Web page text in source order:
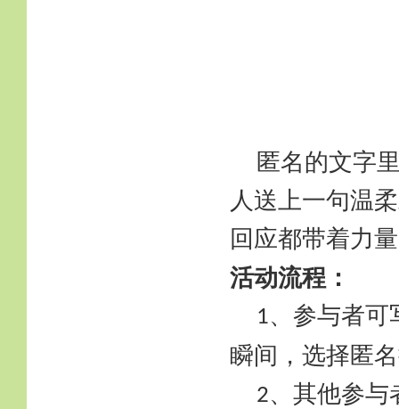
匿名的文字
人送上一句温
回应都带着力
活动流程：
1、参与者可
瞬间，选择匿
2、其他参与